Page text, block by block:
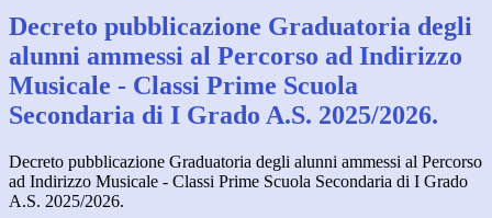
Decreto pubblicazione Graduatoria degli
alunni ammessi al Percorso ad Indirizzo
Musicale - Classi Prime Scuola
Secondaria di I Grado A.S. 2025/2026.
Decreto pubblicazione Graduatoria degli alunni ammessi al Percorso
ad Indirizzo Musicale - Classi Prime Scuola Secondaria di I Grado
A.S. 2025/2026.